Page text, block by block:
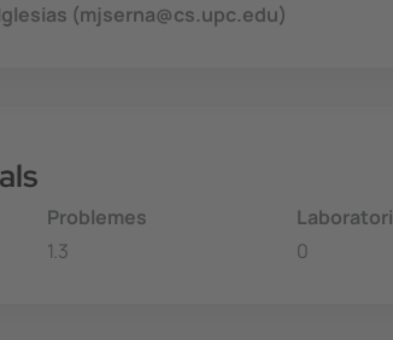
(mjserna@cs.upc.edu)
Problemes
1.3
Laboratori
0